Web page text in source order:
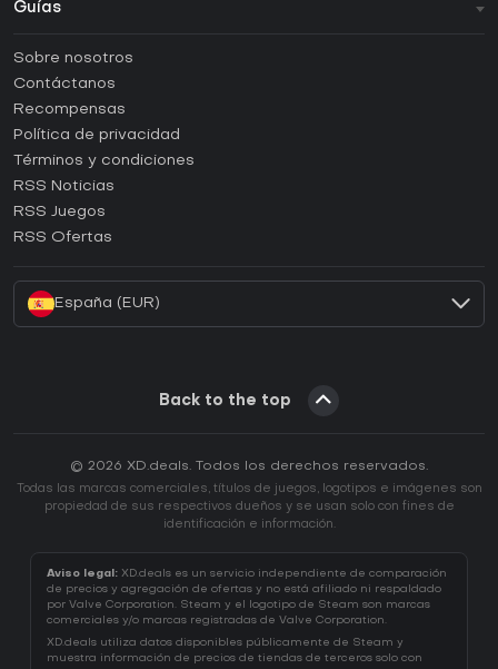
Guías
Guías y tutoriales
¿Cómo activar una CD Key de Steam?
¿Cómo activar una CD Key de Epic Games?
¿Cómo activar una CD Key de GOG?
¿Cómo activar una CD Key de Ubisoft Connect?
Sobre nosotros
Contáctanos
Recompensas
Política de privacidad
Términos y condiciones
RSS Noticias
RSS Juegos
RSS Ofertas
España (EUR)
Back to the top
© 2026 XD.deals. Todos los derechos reservados.
Todas las marcas comerciales, títulos de juegos, logotipos e imágenes son
propiedad de sus respectivos dueños y se usan solo con fines de
identificación e información.
Aviso legal: XD.deals es un servicio independiente de comparación
de precios y agregación de ofertas y no está afiliado ni respaldado
por Valve Corporation. Steam y el logotipo de Steam son marcas
comerciales y/o marcas registradas de Valve Corporation.
XD.deals utiliza datos disponibles públicamente de Steam y
muestra información de precios de tiendas de terceros solo con